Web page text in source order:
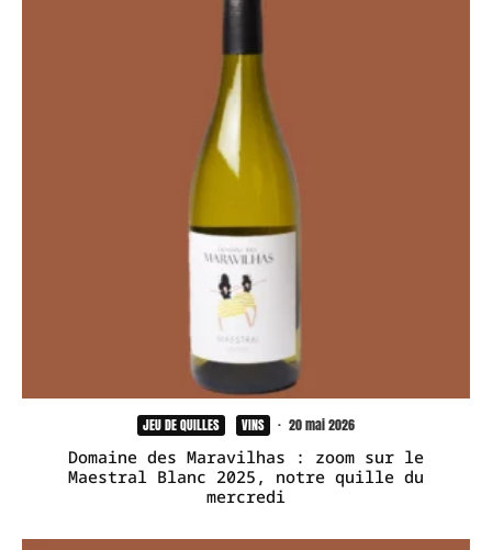
JEU DE QUILLES VINS · 20 mai 2026
Domaine des Maravilhas : zoom sur le
Maestral Blanc 2025, notre quille du
mercredi